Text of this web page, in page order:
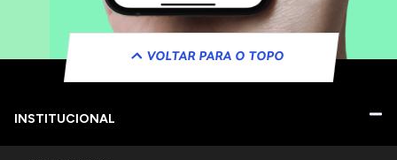
VOLTAR PARA O TOPO
INSTITUCIONAL